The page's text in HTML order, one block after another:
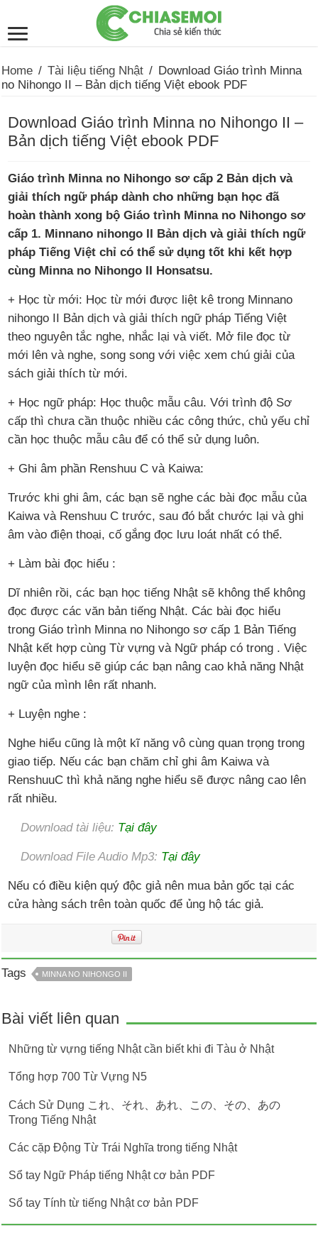
Home / Tài liệu tiếng Nhật / Download Giáo trình Minna
no Nihongo II – Bản dịch tiếng Việt ebook PDF
Download Giáo trình Minna no Nihongo II –
Bản dịch tiếng Việt ebook PDF
Giáo trình Minna no Nihongo sơ cấp 2 Bản dịch và
giải thích ngữ pháp dành cho những bạn học đã
hoàn thành xong bộ Giáo trình Minna no Nihongo sơ
cấp 1. Minnano nihongo II Bản dịch và giải thích ngữ
pháp Tiếng Việt chỉ có thể sử dụng tốt khi kết hợp
cùng Minna no Nihongo II Honsatsu.
+ Học từ mới: Học từ mới được liệt kê trong Minnano
nihongo II Bản dịch và giải thích ngữ pháp Tiếng Việt
theo nguyên tắc nghe, nhắc lại và viết. Mở file đọc từ
mới lên và nghe, song song với việc xem chú giải của
sách giải thích từ mới.
+ Học ngữ pháp: Học thuộc mẫu câu. Với trình độ Sơ
cấp thì chưa cần thuộc nhiều các công thức, chủ yếu chỉ
cần học thuộc mẫu câu để có thể sử dụng luôn.
+ Ghi âm phần Renshuu C và Kaiwa:
Trước khi ghi âm, các bạn sẽ nghe các bài đọc mẫu của
Kaiwa và Renshuu C trước, sau đó bắt chước lại và ghi
âm vào điện thoại, cố gắng đọc lưu loát nhất có thể.
+ Làm bài đọc hiểu :
Dĩ nhiên rồi, các bạn học tiếng Nhật sẽ không thể không
đọc được các văn bản tiếng Nhật. Các bài đọc hiểu
trong Giáo trình Minna no Nihongo sơ cấp 1 Bản Tiếng
Nhật kết hợp cùng Từ vựng và Ngữ pháp có trong . Việc
luyện đọc hiểu sẽ giúp các bạn nâng cao khả năng Nhật
ngữ của mình lên rất nhanh.
+ Luyện nghe :
Nghe hiểu cũng là một kĩ năng vô cùng quan trọng trong
giao tiếp. Nếu các bạn chăm chỉ ghi âm Kaiwa và
RenshuuC thì khả năng nghe hiểu sẽ được nâng cao lên
rất nhiều.
Download tài liệu: Tại đây
Download File Audio Mp3: Tại đây
Nếu có điều kiện quý độc giả nên mua bản gốc tại các
cửa hàng sách trên toàn quốc để ủng hộ tác giả.
Tags MINNA NO NIHONGO II
Bài viết liên quan
Những từ vựng tiếng Nhật cần biết khi đi Tàu ở Nhật
Tổng hợp 700 Từ Vựng N5
Cách Sử Dụng これ、それ、あれ、この、その、あの
Trong Tiếng Nhật
Các cặp Động Từ Trái Nghĩa trong tiếng Nhật
Sổ tay Ngữ Pháp tiếng Nhật cơ bản PDF
Sổ tay Tính từ tiếng Nhật cơ bản PDF